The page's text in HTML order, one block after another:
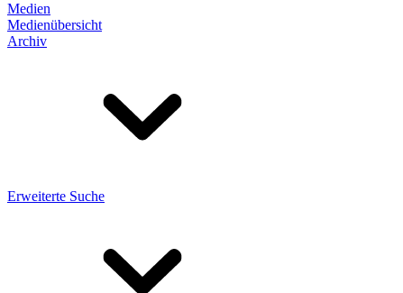
Medien
Medienübersicht
Archiv
Erweiterte Suche